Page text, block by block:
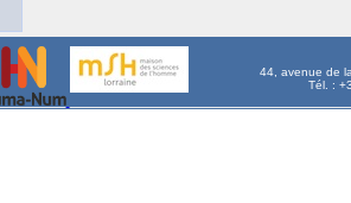
44, avenue de
Tél. :